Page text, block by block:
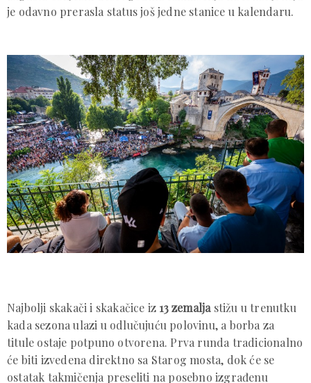
je odavno prerasla status još jedne stanice u kalendaru.
Najbolji skakači i skakačice iz 13 zemalja stižu u trenutku
kada sezona ulazi u odlučujuću polovinu, a borba za
titule ostaje potpuno otvorena. Prva runda tradicionalno
će biti izvedena direktno sa Starog mosta, dok će se
ostatak takmičenja preseliti na posebno izgrađenu